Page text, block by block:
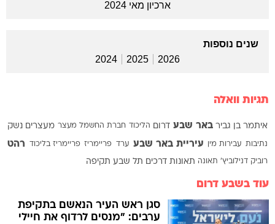
ארכיון מאי 2024
שנים נוספות
2026
2025
2024
תגיות וואלה
איתמר בן גביר באר שבע דרום הליכוד חברת החשמל מעצר מעצרים נשק
נתיבות עבירות מין עיריית באר שבע ערד פריימריז פריימריז בליכוד רהט
רוביק דנילוביץ' תאונה תאונות דרכים תל שבע תקיפה
עוד בשבע דרום
סגן ראש העיר הנאשם בתקיפת
ערבים: "מנסים לרדוף את חיילי